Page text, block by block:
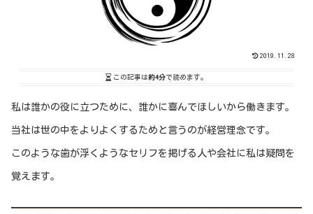
2019.11.28
この記事は約4分で読めます。
私は誰かの役に立つために、誰かに喜んでほしいから働きます。
当社は世の中をよりよくするためと言うのが経営理念です。
このような歯が浮くようなセリフを掲げる人や会社に私は疑問を
覚えます。